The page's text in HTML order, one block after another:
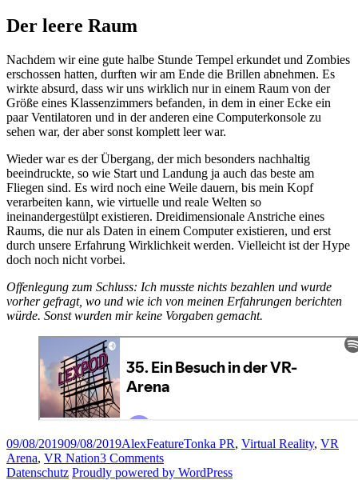
Der leere Raum
Nachdem wir eine gute halbe Stunde Tempel erkundet und Zombies
erschossen hatten, durften wir am Ende die Brillen abnehmen. Es
wirkte absurd, dass wir uns wirklich nur in einem Raum von der
Größe eines Klassenzimmers befanden, in dem in einer Ecke ein
paar Ventilatoren und in der anderen eine Computerkonsole zu
sehen war, der aber sonst komplett leer war.
Wieder war es der Übergang, der mich besonders nachhaltig
beeindruckte, so wie Start und Landung ja auch das beste am
Fliegen sind. Es wird noch eine Weile dauern, bis mein Kopf
verarbeiten kann, wie virtuelle und reale Welten so
ineinandergestülpt existieren. Dreidimensionale Anstriche eines
Raums, die nur als Daten in einem Computer existieren, und erst
durch unsere Erfahrung Wirklichkeit werden. Vielleicht ist der Hype
doch noch nicht vorbei.
Offenlegung zum Schluss: Ich musste nichts bezahlen und wurde
vorher gefragt, wo und wie ich von meinen Erfahrungen berichten
würde. Sonst wurden mir keine Vorgaben gemacht.
Posted
on
09/08/201909/08/2019Author
AlexCategories
FeatureTags
Tonka PR, Virtual Reality, VR
Arena, VR Nation3 Commentson
Teuer
Datenschutz Proudly powered by WordPress